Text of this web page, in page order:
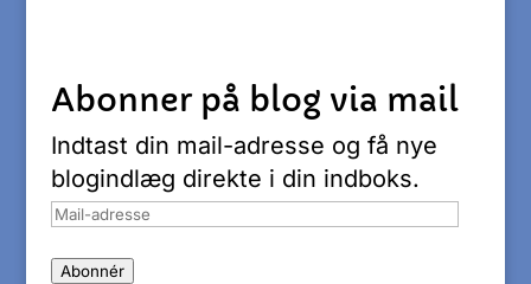
Abonner på blog via mail
Indtast din mail-adresse og få nye
blogindlæg direkte i din indboks.
Mail-
Abonnér